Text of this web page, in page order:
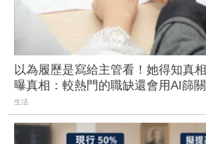
以為履歷是寫給主管看！她得知真
曝真相：較熱門的職缺還會用AI篩
生活